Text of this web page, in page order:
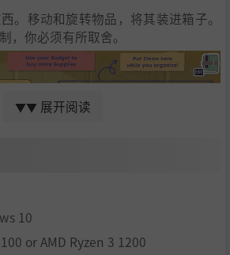
。移动和旋转物品，将其装进箱子。
，你必须有所取舍。
▼▼ 展开阅读
10
or AMD Ryzen 3 1200